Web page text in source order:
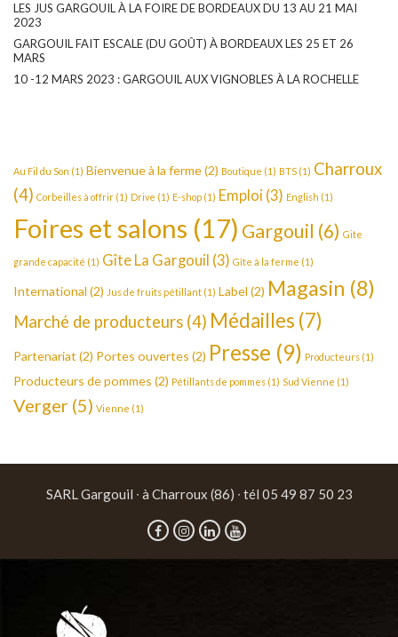
LES JUS GARGOUIL À LA FOIRE DE BORDEAUX DU 13 AU 21 MAI
2023
GARGOUIL FAIT ESCALE (DU GOÛT) À BORDEAUX LES 25 ET 26
MARS
10 -12 MARS 2023 : GARGOUIL AUX VIGNOBLES À LA ROCHELLE
Au Fil du Son (1) Bienvenue à la ferme(2) Boutique (1) BTS (1) Charroux
(4) Corbeilles à offrir (1) Drive (1) E-shop (1) Emploi (3) English (1)
Foires et salons (17) Gargouil (6) Gite
grande capacité (1) Gîte La Gargouil (3) Gîte à la ferme (1)
International (2) Jus de fruits pétillant (1) Label (2) Magasin (8)
Marché de producteurs (4) Médailles (7)
Partenariat(2) Portes ouvertes (2) Presse (9) Producteurs (1)
Producteurs de pommes (2) Pétillants de pommes (1) Sud Vienne (1)
Verger (5) Vienne (1)
SARL Gargouil ∙ à Charroux (86) ∙ tél 05 49 87 50 23